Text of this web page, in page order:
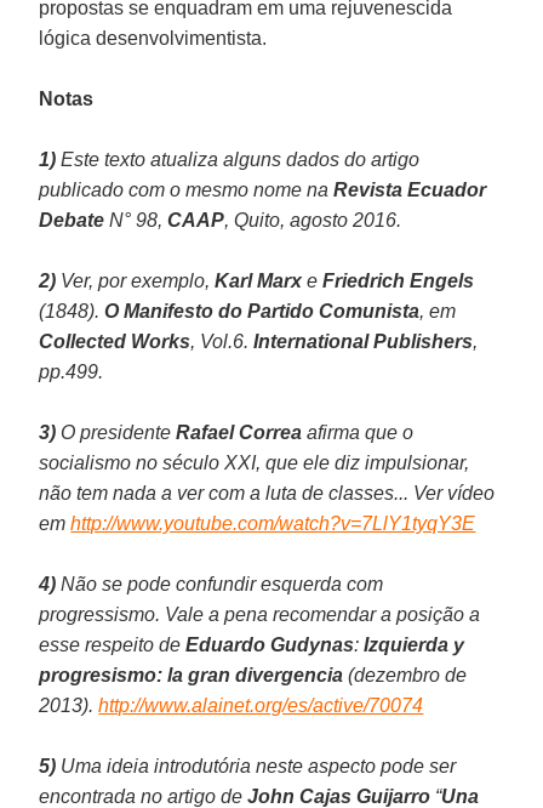
propostas se enquadram em uma rejuvenescida
lógica desenvolvimentista.
Notas
1) Este texto atualiza alguns dados do artigo
publicado com o mesmo nome naRevista Ecuador
Debate N° 98,CAAP, Quito, agosto 2016.
2) Ver, por exemplo,Karl Marx eFriedrich Engels
(1848).O Manifesto do Partido Comunista, em
Collected Works, Vol.6.International Publishers,
pp.499.
3) O presidenteRafael Correa afirma que o
socialismo no século XXI, que ele diz impulsionar,
não tem nada a ver com a luta de classes... Ver vídeo
emhttp://www.youtube.com/watch?v=7LlY1tyqY3E
4) Não se pode confundir esquerda com
progressismo. Vale a pena recomendar a posição a
esse respeito deEduardo Gudynas:Izquierda y
progresismo: la gran divergencia (dezembro de
2013).http://www.alainet.org/es/active/70074
5) Uma ideia introdutória neste aspecto pode ser
encontrada no artigo deJohn Cajas Guijarro “Una